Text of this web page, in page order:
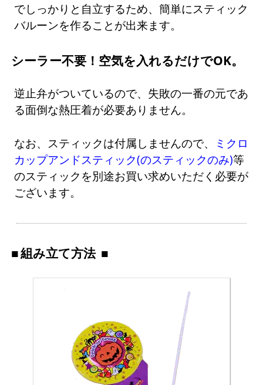
でしっかりと自立するため、簡単にスティック
バルーンを作ることが出来ます。
シーラー不要！空気を入れるだけでOK。
逆止弁がついているので、失敗の一番の元であ
る面倒な熱圧着が必要ありません。
なお、スティックは付属しませんので、
ミクロ
カップアンドスティック(のスティックのみ)等
のスティックを別途お買い求めいただく必要が
ございます。
組み立て方法